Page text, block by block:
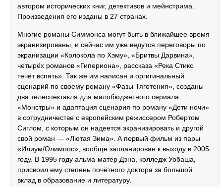
автором исторических книг, детективов и мейнстрима.
Произведения его изданы в 27 странах.
Многие романы Симмонса могут быть в ближайшее время
экранизированы, и сейчас им уже ведутся переговоры по
экранизации «Колокола по Хэму», «Бритвы Дарвина»,
четырёх романов «Гипериона», рассказа «Река Стикс
течёт вспять». Так же им написан и оргигинальный
сценарий по своему роману «Фазы Тяготения», созданы
два телеспектакля для малобюджетного сериала
«Монстры» и адаптация сценария по роману «Дети ночи»
в сотрудничестве с европейским режиссером Робертом
Сиглом, с которым он надеется экранизировать и другой
свой роман — «Лютая Зима». А первый фильм из пары
«Илиум/Олимпос», вообще запланирован к выходу в 2005
году. В 1995 году альма-матер Дэна, колледж Уобаша,
присвоил ему степень почётного доктора за большой
вклад в образование и литературу.